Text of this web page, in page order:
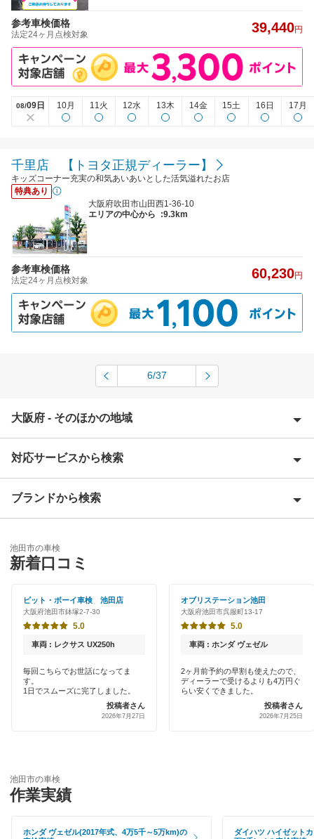
参考車検価格
法定24ヶ月点検対象 39,440円
08/09日 10月 11火 12水 13木 14金 15土 16日 17月
千里店 【トヨタ正規ディーラー】
キッズコーナー充実の和気あいあいとした活気溢れたお店
特典あり
大阪府吹田市山田西1-36-10
エリアの中心から
:9.3km
参考車検価格
法定24ヶ月点検対象 60,230円
6/37
大阪府 - そのほかの地域
泉大津市
和泉市
茨木市
大阪狭山市
貝塚市
柏原市
門真市
四條畷市
吹田市
摂津市
対応サービスから検索
Award 受賞店
特典あり
新車初回割りあり
早割りあり
クレジットカードOK
輸入車OK
ブランドから検索
「車検の速太郎」
アップル車検
オートバックス
宇佐美車検
キグナス車検
上原B-cle車検
池田市の車検
新着口コミ
ピット・ボーイ車検 池田店
大阪府池田市鉢塚2-7-30
5.0
車両 : レクサス UX250h
毎回こちらでお世話になってま
す。
1日でスムーズに完了しました。
投稿者さん
2026年7月27日
オブリステーション池田
大阪府池田市呉服町13-17
5.0
車両 : ホンダ ヴェゼル
2ヶ月前予約の早割も使えたので、
ディーラーで受けるよりも4万円ぐ
らい安くできました。
投稿者さん
2026年7月25日
池田市の車検
作業実績
ホンダ ヴェゼル(2017年式、4万5千～5万km)の
ダイハツ ハイゼット